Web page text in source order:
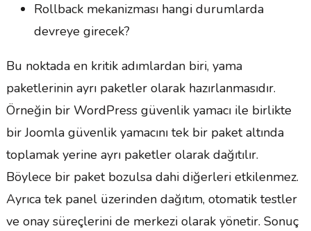
Rollback mekanizması hangi durumlarda
devreye girecek?
Bu noktada en kritik adımlardan biri, yama
paketlerinin ayrı paketler olarak hazırlanmasıdır.
Örneğin bir WordPress güvenlik yamacı ile birlikte
bir Joomla güvenlik yamacını tek bir paket altında
toplamak yerine ayrı paketler olarak dağıtılır.
Böylece bir paket bozulsa dahi diğerleri etkilenmez.
Ayrıca tek panel üzerinden dağıtım, otomatik testler
ve onay süreçlerini de merkezi olarak yönetir. Sonuç